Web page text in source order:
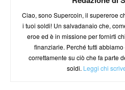
Ciao, sono Supercoin, il supereroe
i tuoi soldi! Un salvadanaio che,
eroe ed è in missione per fornirti
finanziarie. Perché tutti
correttamente su ciò che fa parte
soldi. Leggi chi